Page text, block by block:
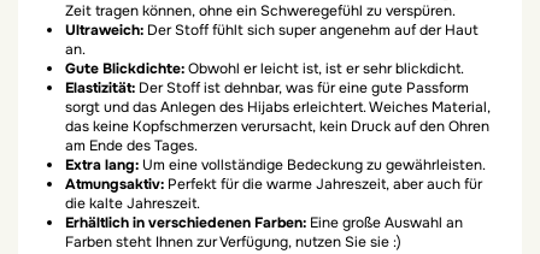
Zeit tragen können, ohne ein Schweregefühl zu verspüren.
Ultraweich: Der Stoff fühlt sich super angenehm auf der Haut
an.
Gute Blickdichte:Obwohl er leicht ist, ist er sehr blickdicht.
Elastizität: Der Stoff ist dehnbar, was für eine gute Passform
sorgt und das Anlegen des Hijabs erleichtert. Weiches Material,
das keine Kopfschmerzen verursacht, kein Druck auf den Ohren
am Ende des Tages.
Extra lang: Um eine vollständige Bedeckung zu gewährleisten.
Atmungsaktiv: Perfekt für die warme Jahreszeit, aber auch für
die kalte Jahreszeit.
Erhältlich in verschiedenen Farben: Eine große Auswahl an
Farben steht Ihnen zur Verfügung, nutzen Sie sie :)